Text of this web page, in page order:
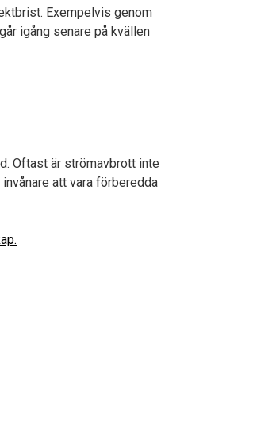
Exempelvis genom
igång senare på kvällen
Oftast är strömavbrott inte
att vara förberedda